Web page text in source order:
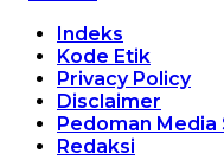
Indeks
Kode Etik
Privacy Policy
Disclaimer
Pedoman Media
Redaksi